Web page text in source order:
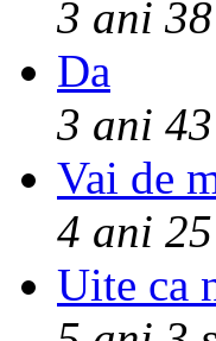
3 ani
Da
3 ani
Vai de
4 ani
Uite ca